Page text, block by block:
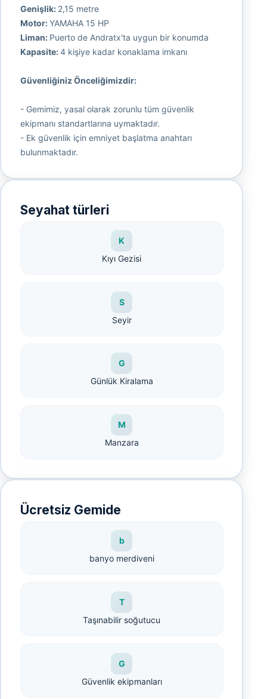
Genişlik: 2,15 metre
Motor:YAMAHA 15 HP
Liman: Puerto de Andratx'ta uygun bir konumda
Kapasite:4 kişiye kadar konaklama imkanı
Güvenliğiniz Önceliğimizdir:
- Gemimiz, yasal olarak zorunlu tüm güvenlik
ekipmanı standartlarına uymaktadır.
- Ek güvenlik için emniyet başlatma anahtarı
bulunmaktadır.
Seyahat türleri
K
Kıyı Gezisi
S
Seyir
G
Günlük Kiralama
M
Manzara
Ücretsiz Gemide
b
banyo merdiveni
T
Taşınabilir soğutucu
G
Güvenlik ekipmanları